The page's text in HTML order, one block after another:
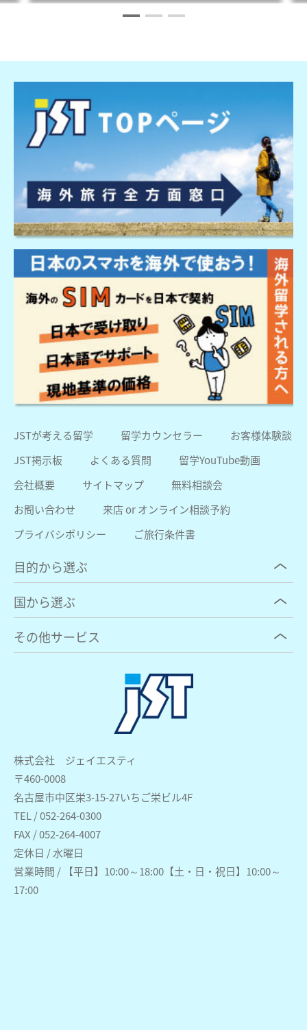
株式会社 ジェイエスティ
〒460-0008
名古屋市中区栄3-15-27いちご栄ビル4F
TEL / 052-264-0300
FAX / 052-264-4007
定休日 / 水曜日
営業時間 / 【平日】10:00～18:00【土・日・祝日】10:00～
17:00
JSTが考える留学 留学カウンセラー
お客様体験談
JST掲示板
よくある質問
留学YouTube動画
会社概要
サイトマップ
無料相談会
お問い合わせ
来店 or オンライン相談予約
プライバシポリシー
ご旅行条件書
目的から選ぶ
国から選ぶ
その他サービス